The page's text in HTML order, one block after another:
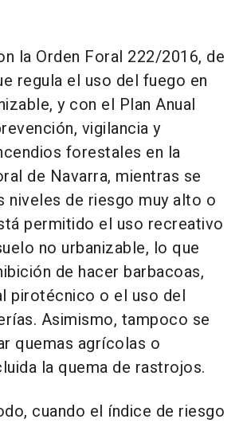
la Orden Foral 222/2016, de
regula el uso del fuego en
y con el Plan Anual
vigilancia y
forestales en la
de Navarra, mientras se
niveles de riesgo muy alto o
permitido el uso recreativo
no urbanizable, lo que
de hacer barbacoas,
pirotécnico o el uso del
Asimismo, tampoco se
quemas agrícolas o
la quema de rastrojos.
cuando el índice de riesgo